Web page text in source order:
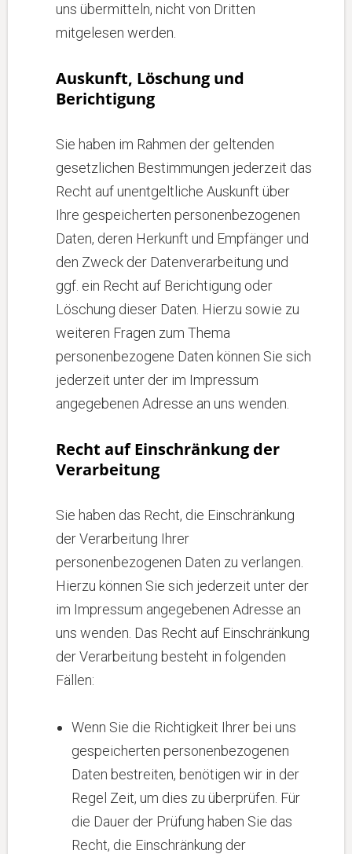
uns übermitteln, nicht von Dritten
mitgelesen werden.
Auskunft, Löschung und
Berichtigung
Sie haben im Rahmen der geltenden
gesetzlichen Bestimmungen jederzeit das
Recht auf unentgeltliche Auskunft über
Ihre gespeicherten personenbezogenen
Daten, deren Herkunft und Empfänger und
den Zweck der Datenverarbeitung und
ggf. ein Recht auf Berichtigung oder
Löschung dieser Daten. Hierzu sowie zu
weiteren Fragen zum Thema
personenbezogene Daten können Sie sich
jederzeit unter der im Impressum
angegebenen Adresse an uns wenden.
Recht auf Einschränkung der
Verarbeitung
Sie haben das Recht, die Einschränkung
der Verarbeitung Ihrer
personenbezogenen Daten zu verlangen.
Hierzu können Sie sich jederzeit unter der
im Impressum angegebenen Adresse an
uns wenden. Das Recht auf Einschränkung
der Verarbeitung besteht in folgenden
Fällen:
Wenn Sie die Richtigkeit Ihrer bei uns
gespeicherten personenbezogenen
Daten bestreiten, benötigen wir in der
Regel Zeit, um dies zu überprüfen. Für
die Dauer der Prüfung haben Sie das
Recht, die Einschränkung der